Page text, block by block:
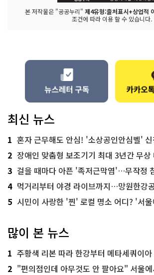
본 저작물은 "공공누리" 제4유형:출처표시+상업적
조건에 따라 이용 할 수 있습니다.
최신 뉴스
1 혼자 근무해도 안심! '소상공인안심벨'
2 장애인 맞춤형 보조기기 최대 3년간 무상 대
3 걸을 때마다 아픈 '족저근막염'…무작정 참지 말
4 먹거리부터 야경 라이브까지…망원한강
5 시민이 사랑한 '찐' 로컬 명소 어디? '서울에
많이 본 뉴스
1 주황색 리본 따라 한강부터 메타세쿼이아 숲길까
2 "편의점인데 아무것도 안 팔아요" 서울에서 가장 특